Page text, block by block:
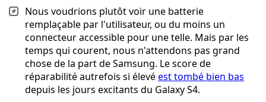
Nous voudrions plutôt voir une batterie
remplaçable par l'utilisateur, ou du moins un
connecteur accessible pour une telle. Mais par les
temps qui courent, nous n'attendons pas grand
chose de la part de Samsung. Le score de
réparabilité autrefois si élevéest tombé bien bas
depuis les jours excitants du Galaxy S4.